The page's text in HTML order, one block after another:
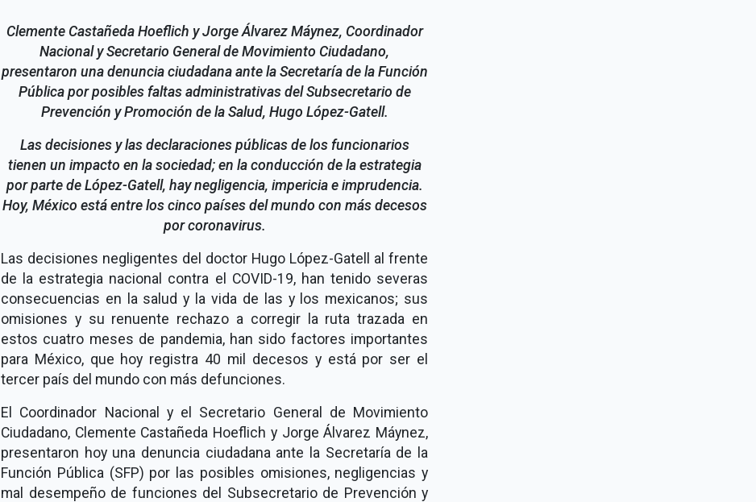
Clemente Castañeda Hoeflich y Jorge Álvarez Máynez, Coordinador
Nacional y Secretario General de Movimiento Ciudadano,
presentaron una denuncia ciudadana ante la Secretaría de la Función
Pública por posibles faltas administrativas del Subsecretario de
Prevención y Promoción de la Salud, Hugo López-Gatell.
Las decisiones y las declaraciones públicas de los funcionarios
tienen un impacto en la sociedad; en la conducción de la estrategia
por parte de López-Gatell, hay negligencia, impericia e imprudencia.
Hoy, México está entre los cinco países del mundo con más decesos
por coronavirus.
Las decisiones negligentes del doctor Hugo López-Gatell al frente
de la estrategia nacional contra el COVID-19, han tenido severas
consecuencias en la salud y la vida de las y los mexicanos; sus
omisiones y su renuente rechazo a corregir la ruta trazada en
estos cuatro meses de pandemia, han sido factores importantes
para México, que hoy registra 40 mil decesos y está por ser el
tercer país del mundo con más defunciones.
El Coordinador Nacional y el Secretario General de Movimiento
Ciudadano, Clemente Castañeda Hoeflich y Jorge Álvarez Máynez,
presentaron hoy una denuncia ciudadana ante la Secretaría de la
Función Pública (SFP) por las posibles omisiones, negligencias y
mal desempeño de funciones del Subsecretario de Prevención y